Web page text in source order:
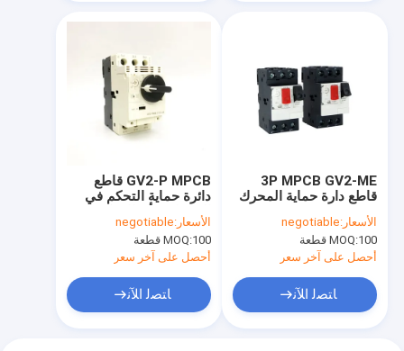
GV2-P MPCB قاطع
دائرة حماية التحكم في
المحرك 3 أقطاب كوبر
الأسعار:negotiable
MOQ:100 قطعة
أحصل على آخر سعر
ﺎﺘﺼﻟ ﺍﻶﻧ
3P MPCB GV2-ME
قاطع دارة حماية المحرك
Cooper 3 Poles 24.0-
32.0
الأسعار:negotiable
MOQ:100 قطعة
أحصل على آخر سعر
ﺎﺘﺼﻟ ﺍﻶﻧ